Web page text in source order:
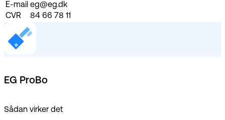
E-mail eg@eg.dk
CVR
84 66 78 11
EG ProBo
Sådan virker det